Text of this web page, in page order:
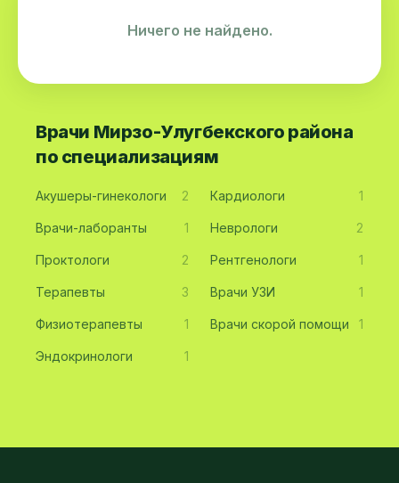
Ничего не найдено.
Врачи Мирзо-Улугбекского района
по специализациям
Акушеры-гинекологи 2 Кардиологи 1
Врачи-лаборанты 1 Неврологи 2
Проктологи 2 Рентгенологи 1
Терапевты 3 Врачи УЗИ 1
Физиотерапевты 1 Врачи скорой помощи 1
Эндокринологи 1